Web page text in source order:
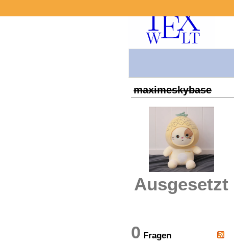
maximeskybase
Ausgesetzt
0 Fragen